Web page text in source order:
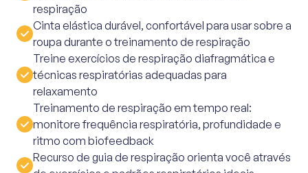
respiração
Cinta elástica durável, confortável para usar sobre a
roupa durante o treinamento de respiração
Treine exercícios de respiração diafragmática e
técnicas respiratórias adequadas para
relaxamento
Treinamento de respiração em tempo real:
monitore frequência respiratória, profundidade e
ritmo com biofeedback
Recurso de guia de respiração orienta você através